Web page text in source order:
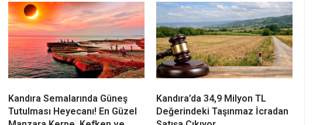
olarak biliniyor. Sahilde boğulma vakalarında çok kişinin
Demir, son olarak bir sokak köpeğinin hayatını kurtarması